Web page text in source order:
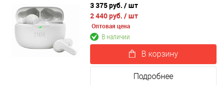
3 375 руб. / шт
2 440 руб. / шт
Оптовая цена
В наличии
В корзину
Подробнее